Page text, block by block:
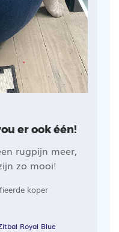
er ook één!
rugpijn meer,
zo mooi!
koper
Royal Blue